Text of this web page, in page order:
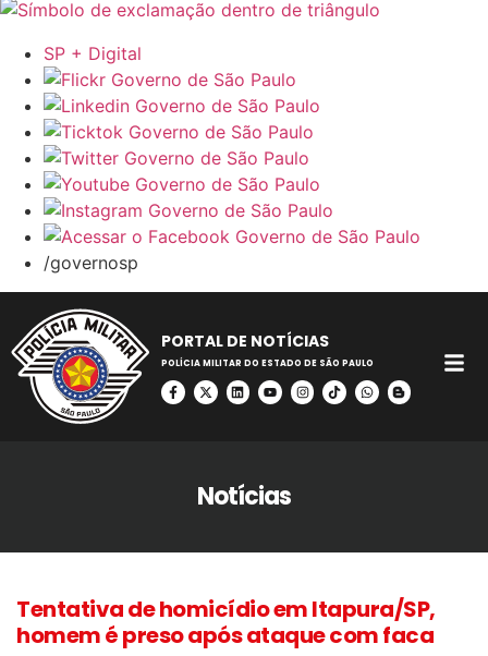
SP + Digital
/governosp
PORTAL DE NOTÍCIAS
POLÍCIA MILITAR DO ESTADO DE SÃO PAULO
Notícias
Tentativa de homicídio em Itapura/SP,
homem é preso após ataque com faca